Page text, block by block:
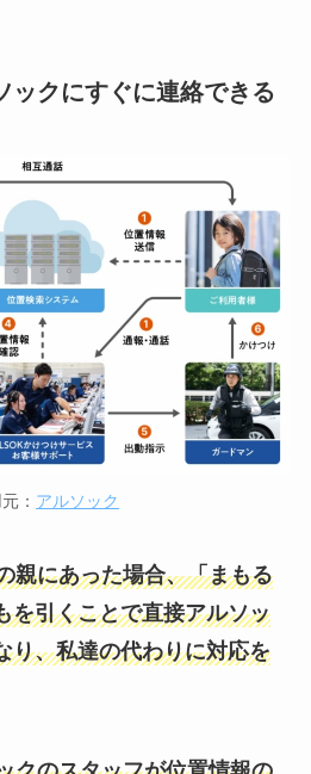
ックにすぐに連絡できる
： アルソック
親にあった場合、「まもる
を引くことで直接アルソッ
り、私達の代わりに対応を